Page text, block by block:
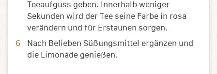
Teeaufguss geben. Innerhalb weniger
Sekunden wird der Tee seine Farbe in rosa
verändern und für Erstaunen sorgen.
Nach Belieben Süßungsmittel ergänzen und
die Limonade genießen.